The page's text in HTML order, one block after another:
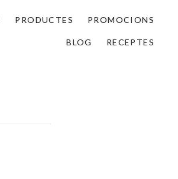
PRODUCTES PROMOCIONS
BLOG RECEPTES